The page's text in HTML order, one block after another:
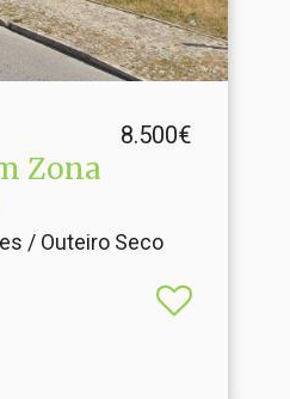
8.500€
Zona
/ Outeiro Seco